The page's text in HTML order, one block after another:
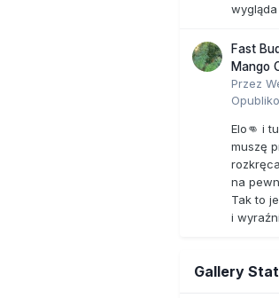
Fast
Mango
Przez
Elo👊 i
muszę
na
Tak to
i
Gallery